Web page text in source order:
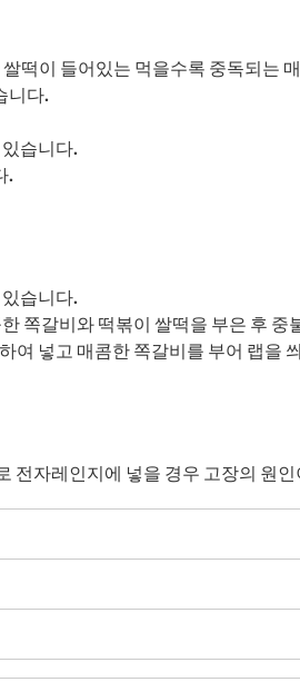
떡이 들어있는 먹을수록 중독되는
니다.
습니다.
.
습니다.
쪽갈비와 떡볶이 쌀떡을 부은 후 중
여 넣고 매콤한 쪽갈비를 부어 랩을
전자레인지에 넣을 경우 고장의 원